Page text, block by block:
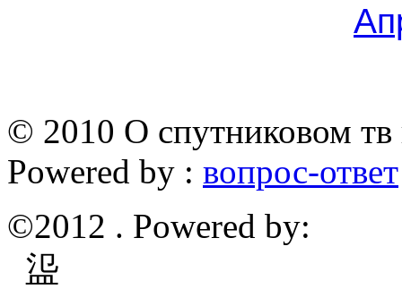
© 2010 О спутниковом тв
Powered by : вопрос-ответ
©2012 . Powered by:
䀀